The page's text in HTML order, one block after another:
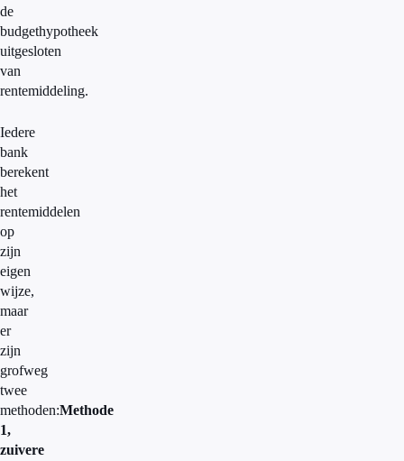
de
budgethypotheek
uitgesloten
van
rentemiddeling.
Iedere
bank
berekent
het
rentemiddelen
op
zijn
eigen
wijze,
maar
er
zijn
grofweg
twee
methoden:Methode
1,
zuivere